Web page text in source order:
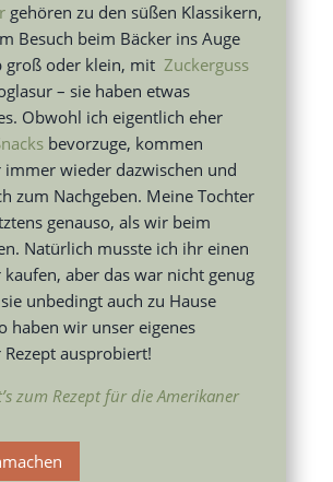
gehören zu den süßen Klassikern,
Besuch beim Bäcker ins Auge
groß oder klein, mit Zuckerguss
– sie haben etwas
Obwohl ich eigentlich eher
bevorzuge, kommen
wieder dazwischen und
zum Nachgeben. Meine Tochter
genauso, als wir beim
Natürlich musste ich ihr einen
aber das war nicht genug
unbedingt auch zu Hause
haben wir unser eigenes
ausprobiert!
zum Rezept für die Amerikaner